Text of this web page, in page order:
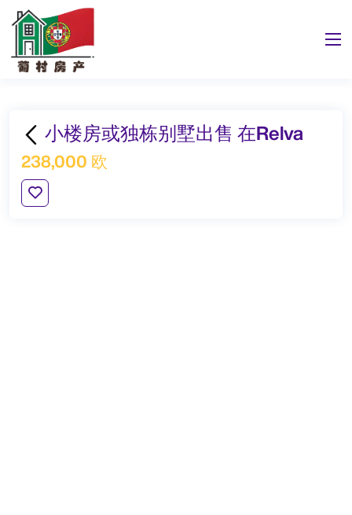
小楼房或独栋别墅出售 在Relva
238,000 欧